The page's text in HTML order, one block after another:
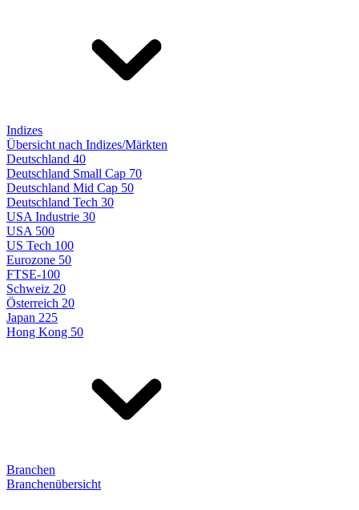
Indizes
Übersicht nach Indizes/Märkten
Deutschland 40
Deutschland Small Cap 70
Deutschland Mid Cap 50
Deutschland Tech 30
USA Industrie 30
USA 500
US Tech 100
Eurozone 50
FTSE-100
Schweiz 20
Österreich 20
Japan 225
Hong Kong 50
Branchen
Branchenübersicht